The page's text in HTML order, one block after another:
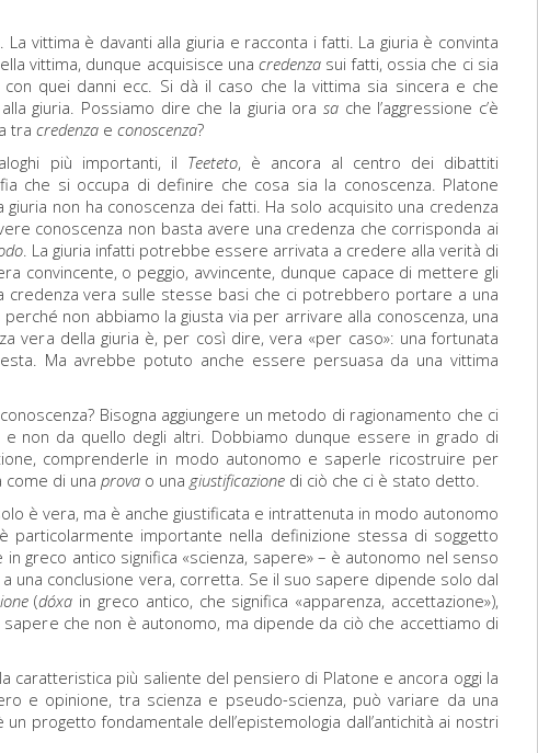
vittima è davanti alla giuria e racconta i fatti. La giuria è convinta
vittima, dunque acquisisce unacredenza sui fatti, ossia che ci sia
quei danni ecc. Si dà il caso che la vittima sia sincera e che
giuria. Possiamo dire che la giuria orasa che l’aggressione c’è
tra credenza e conoscenza?
più importanti, il Teeteto, è ancora al centro dei dibattiti
che si occupa di definire che cosa sia la conoscenza. Platone
non ha conoscenza dei fatti. Ha solo acquisito una credenza
conoscenza non basta avere una credenza che corrisponda ai
. La giuria infatti potrebbe essere arrivata a credere alla verità di
convincente, o peggio, avvincente, dunque capace di mettere gli
credenza vera sulle stesse basi che ci potrebbero portare a una
non abbiamo la giusta via per arrivare alla conoscenza, una
vera della giuria è, per così dire, vera «per caso»: una fortunata
Ma avrebbe potuto anche essere persuasa da una vittima
Bisogna aggiungere un metodo di ragionamento che ci
non da quello degli altri. Dobbiamo dunque essere in grado di
comprenderle in modo autonomo e saperle ricostruire per
di una prova o una giustificazione di ciò che ci è stato detto.
è vera, ma è anche giustificata e intrattenuta in modo autonomo
particolarmente importante nella definizione stessa di soggetto
in greco antico significa «scienza, sapere» – è autonomo nel senso
conclusione vera, corretta. Se il suo sapere dipende solo dal
(dóxa in greco antico, che significa «apparenza, accettazione»),
che non è autonomo, ma dipende da ciò che accettiamo di
caratteristica più saliente del pensiero di Platone e ancora oggi la
e opinione, tra scienza e pseudo-scienza, può variare da una
progetto fondamentale dell’epistemologia dall’antichità ai nostri